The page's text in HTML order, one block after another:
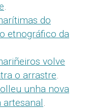
.
do
etnográfico da
volve
o arrastre.
unha nova
.